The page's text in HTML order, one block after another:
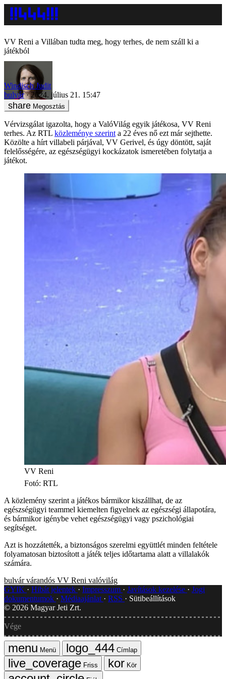
VV Reni a Villában tudta meg, hogy terhes, de nem száll ki a
játékból
Windisch Judit
bulvár
2024. július 21. 15:47
Megosztás
Vérvizsgálat igazolta, hogy a ValóVilág egyik játékosa, VV Reni
terhes. Az RTL közleménye szerint a 22 éves nő ezt már sejthette.
Közölte a hírt villabeli párjával, VV Gerivel, és úgy döntött, saját
felelősségére, az egészségügyi kockázatok ismeretében folytatja a
játékot.
VV Reni
Fotó: RTL
A közlemény szerint a játékos bármikor kiszállhat, de az
egészségügyi teammel kiemelten figyelnek az egészségi állapotára,
és bármikor igénybe vehet egészségügyi vagy pszichológiai
segítséget.
Azt is hozzátették, a biztonságos szerelmi együttlét minden feltétele
folyamatosan biztosított a játék teljes időtartama alatt a villalakók
számára.
bulvár várandós VV Reni valóvilág
GYIK
Hibát jelentek Impresszum Javítások kezelése
Jogi
dokumentumok
Médiaajánlat RSS
Sütibeállítások
© 2026 Magyar Jeti Zrt.
Vége
Menü
Címlap
Friss
Kör